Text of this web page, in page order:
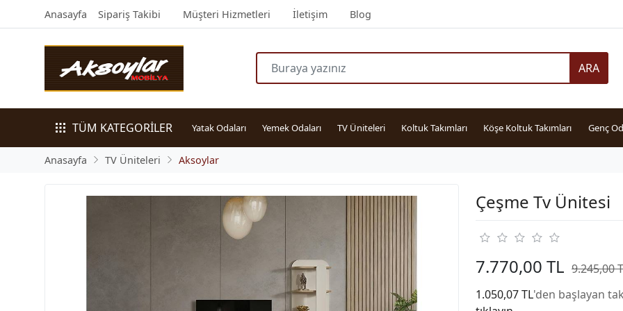
Anasayfa Sipariş Takibi Müşteri Hizmetleri İletişim Blog
ARA
TÜM KATEGORİLER Yatak Odaları Yemek Odaları TV Üniteleri Koltuk Takımları Köşe Koltuk Takımları Genç
Anasayfa TV Üniteleri Aksoylar
Çeşme Tv Ünitesi
7.770,00 TL 9.245,00
1.050,07 TL'den başlayan